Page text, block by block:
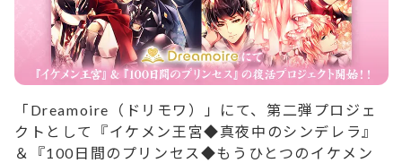
「Dreamoire（ドリモワ）」にて、第二弾プロジェ
クトとして『イケメン王宮◆真夜中のシンデレラ』
＆『100日間のプリンセス◆もうひとつのイケメン